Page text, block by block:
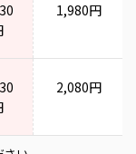
1,980円
2,080円